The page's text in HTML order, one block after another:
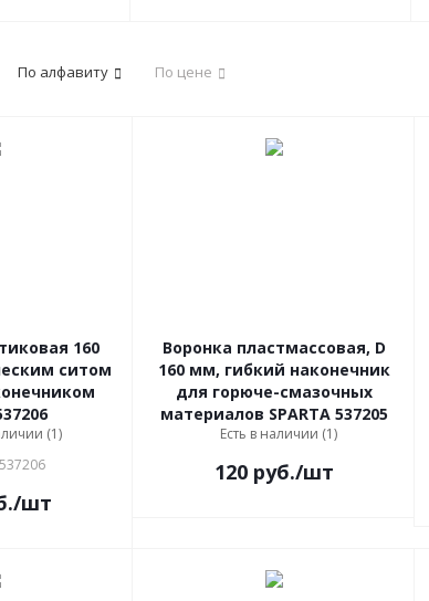
По алфавиту По цене
160
ситом
(1)
/шт
Воронка пластмассовая, D
160 мм, гибкий наконечник
для горюче-смазочных
материалов SPARTA 537205
Есть в наличии (1)
120руб./шт